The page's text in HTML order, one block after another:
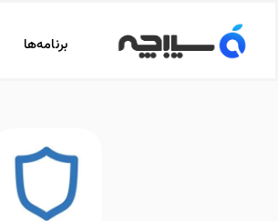
برنامه‌ها